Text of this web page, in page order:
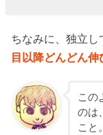
ちなみに、独立
目以降どんどん伸
この
のは
こと。